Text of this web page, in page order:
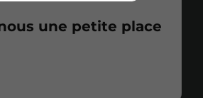
une petite place